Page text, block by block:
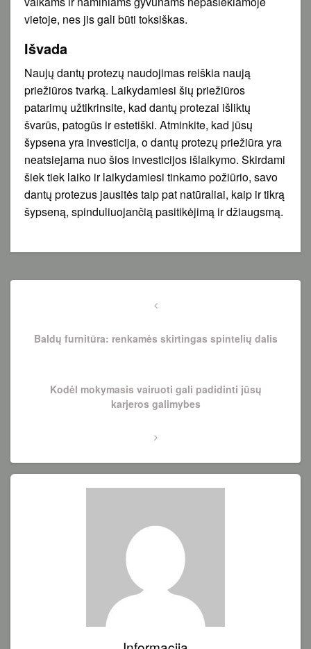
vietoje, nes jis gali būti toksiškas.
Išvada
Naujų dantų protezų naudojimas reiškia naują
priežiūros tvarką. Laikydamiesi šių priežiūros
patarimų užtikrinsite, kad dantų protezai išliktų
švarūs, patogūs ir estetiški. Atminkite, kad jūsų
šypsena yra investicija, o dantų protezų priežiūra yra
neatsiejama nuo šios investicijos išlaikymo. Skirdami
šiek tiek laiko ir laikydamiesi tinkamo požiūrio, savo
dantų protezus jausitės taip pat natūraliai, kaip ir tikrą
šypseną, spinduliuojančią pasitikėjimą ir džiaugsmą.
Navigacija
Previous
Baldų furnitūra: renkamės skirtingas spintelių dalis
NextKodėl mokymasis vairuoti gali padidinti jūsų
karjeros galimybes